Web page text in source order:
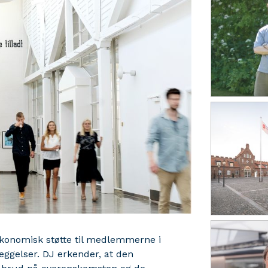
støtte til medlemmerne i
DJ erkender, at den